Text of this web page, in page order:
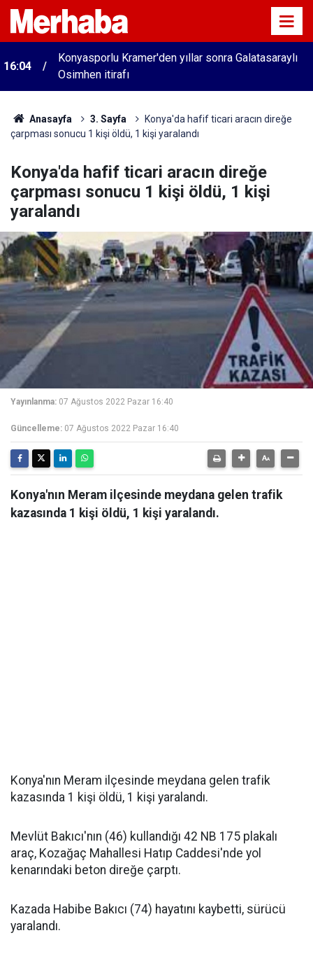
16:04
Konyasporlu Kramer'den yıllar sonra Galatasaraylı
Osimhen itirafı
Anasayfa 3. Sayfa
Konya'da hafif ticari aracın direğe
çarpması sonucu 1 kişi öldü, 1 kişi yaralandı
Konya'da hafif ticari aracın direğe
çarpması sonucu 1 kişi öldü, 1 kişi
yaralandı
Yayınlanma: 07 Ağustos 2022 Pazar 16:40
Güncelleme: 07 Ağustos 2022 Pazar 16:40
Konya'nın Meram ilçesinde meydana gelen trafik
kazasında 1 kişi öldü, 1 kişi yaralandı.
Konya'nın Meram ilçesinde meydana gelen trafik
kazasında 1 kişi öldü, 1 kişi yaralandı.
Mevlüt Bakıcı'nın (46) kullandığı 42 NB 175 plakalı
araç, Kozağaç Mahallesi Hatıp Caddesi'nde yol
kenarındaki beton direğe çarptı.
Kazada Habibe Bakıcı (74) hayatını kaybetti, sürücü
yaralandı.